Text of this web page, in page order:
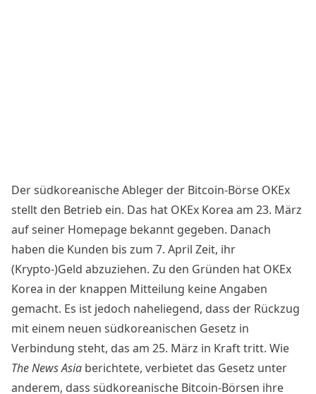
Der südkoreanische Ableger der Bitcoin-Börse OKEx
stellt den Betrieb ein. Das hat OKEx Korea am 23. März
auf seiner Homepage bekannt gegeben. Danach
haben die Kunden bis zum 7. April Zeit, ihr
(Krypto-)Geld abzuziehen. Zu den Gründen hat OKEx
Korea in der knappen Mitteilung keine Angaben
gemacht. Es ist jedoch naheliegend, dass der Rückzug
mit einem neuen südkoreanischen Gesetz in
Verbindung steht, das am 25. März in Kraft tritt. Wie
The News Asia berichtete, verbietet das Gesetz unter
anderem, dass südkoreanische Bitcoin-Börsen ihre